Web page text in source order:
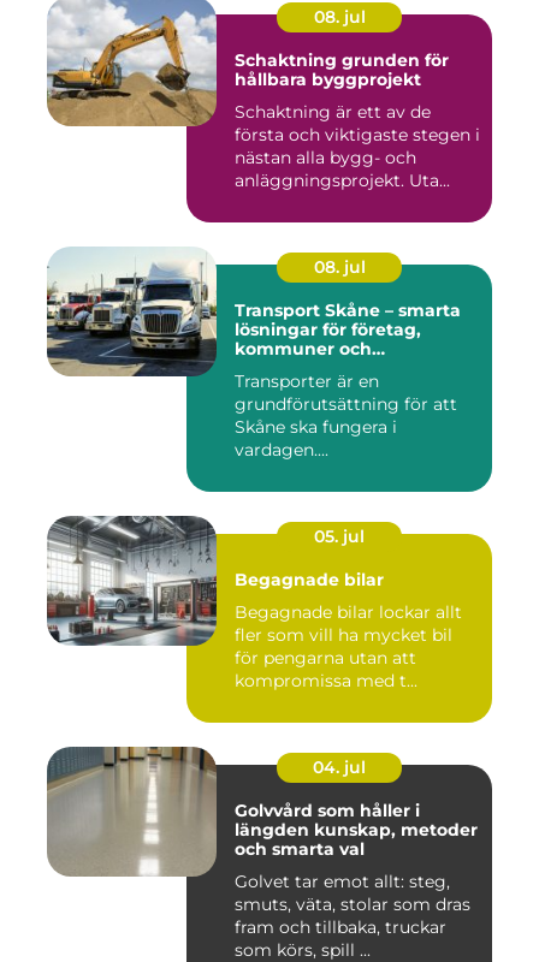
08. jul
Schaktning grunden för
hållbara byggprojekt
Schaktning är ett av de
första och viktigaste stegen i
nästan alla bygg- och
anläggningsprojekt. Uta...
08. jul
Transport Skåne – smarta
lösningar för företag,
kommuner och
Transporter är en
grundförutsättning för att
Skåne ska fungera i
vardagen....
05. jul
Begagnade bilar
Begagnade bilar lockar allt
fler som vill ha mycket bil
för pengarna utan att
kompromissa med t...
04. jul
Golvvård som håller i
längden kunskap, metoder
och smarta val
Golvet tar emot allt: steg,
smuts, väta, stolar som dras
fram och tillbaka, truckar
som körs, spill ...